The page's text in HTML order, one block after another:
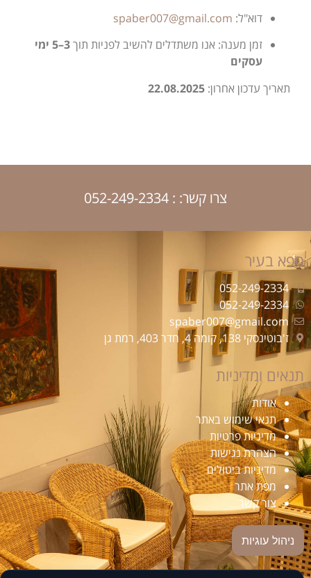
דוא"ל: spaber007@gmail.com
זמן מענה: אנו משתדלים להשיב לפניות תוך
3–5 ימי
עסקים
תאריך עדכון אחרון: 22.08.2025
צרו קשר: : 052-249-2334
ספא בעיר
052-249-2334
052-249-2334
spaber007@gmail.com
ז'בוטינסקי 138, קומה 4, חדר 403, רמת גן
תנאים ומדיניות
אודות
תנאי שימוש באתר
מדיניות פרטיות
הצהרת נגישות
מדיניות ביטולים
מפת אתר
צור קשר
ניהול עוגיות